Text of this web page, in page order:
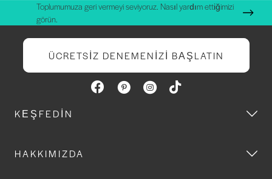
Toplumumuza geri vermeyi seviyoruz. Nasıl yardım ettiğimizi
görün.
ÜCRETSIZ DENEMENIZI BAŞLATIN
KEŞFEDIN
HAKKIMIZDA